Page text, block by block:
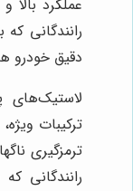
عملکرد
رانندگانی
دقیق خودرو
ترکیبات
ترمزگیری
رانندگانی